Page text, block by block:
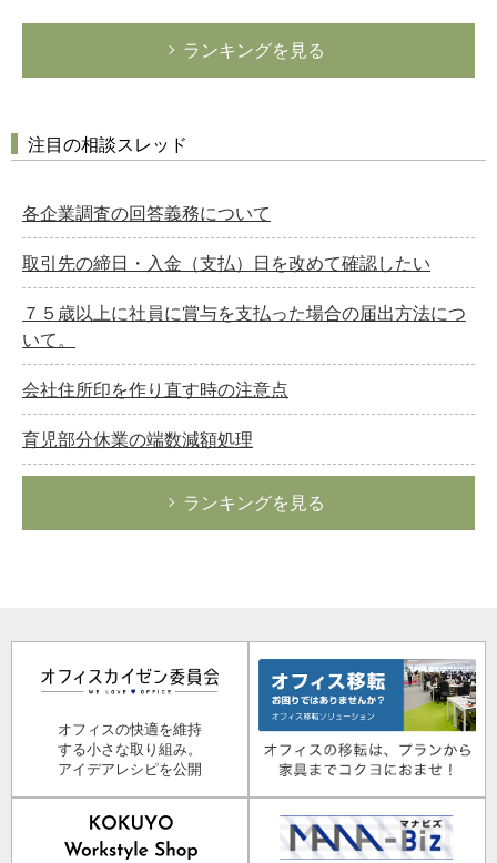
ランキングを見る
注目の相談スレッド
各企業調査の回答義務について
取引先の締日・入金（支払）日を改めて確認したい
７５歳以上に社員に賞与を支払った場合の届出方法につ
いて。
会社住所印を作り直す時の注意点
育児部分休業の端数減額処理
ランキングを見る
オフィスの快適を維持
する小さな取り組み。
アイデアレシピを公開